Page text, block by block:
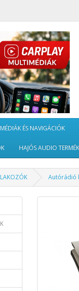
ÉS NAVIGÁCIÓK
HAJÓS AUDIO
Autórádió